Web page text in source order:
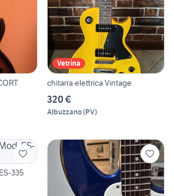
Vetrina
chitarra elettrica Vintage
320 €
Albuzzano(PV)
335